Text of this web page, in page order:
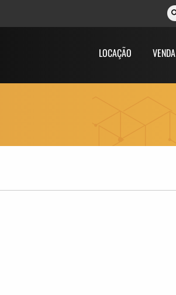
LOCAÇÃO VENDA